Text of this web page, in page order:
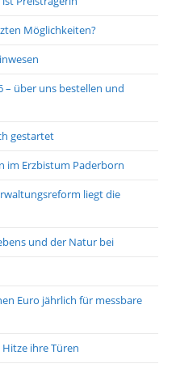
Möglichkeiten?
– über uns bestellen und
gestartet
im Erzbistum Paderborn
liegt die
und der Natur bei
Euro jährlich für messbare
ihre Türen